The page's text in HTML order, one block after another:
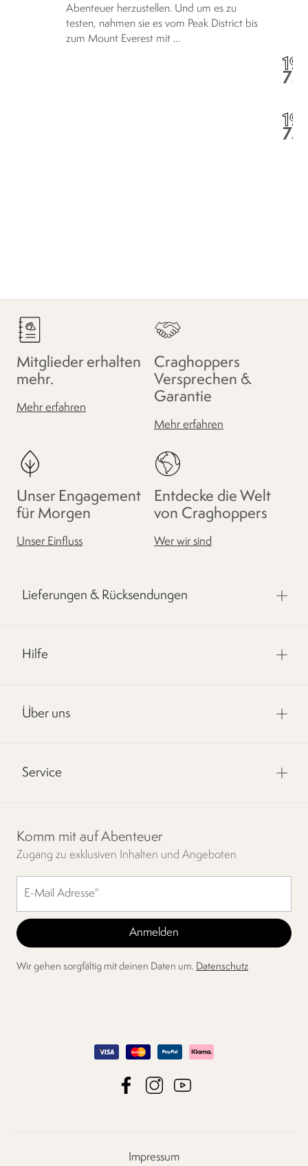
Abenteuer herzustellen. Und um es zu
testen, nahmen sie es vom Peak District bis
zum Mount Everest mit …
19
73
19
75
Mitglieder erhalten
mehr.
Mehr erfahren
Craghoppers
Versprechen &
Garantie
Mehr erfahren
Unser Engagement
für Morgen
Unser Einfluss
Entdecke die Welt
von Craghoppers
Wer wir sind
Lieferungen & Rücksendungen
Hilfe
Über uns
Service
Komm mit auf Abenteuer
Zugang zu exklusiven Inhalten und Angeboten
Wir gehen sorgfältig mit deinen Daten um. Datenschutz
Impressum